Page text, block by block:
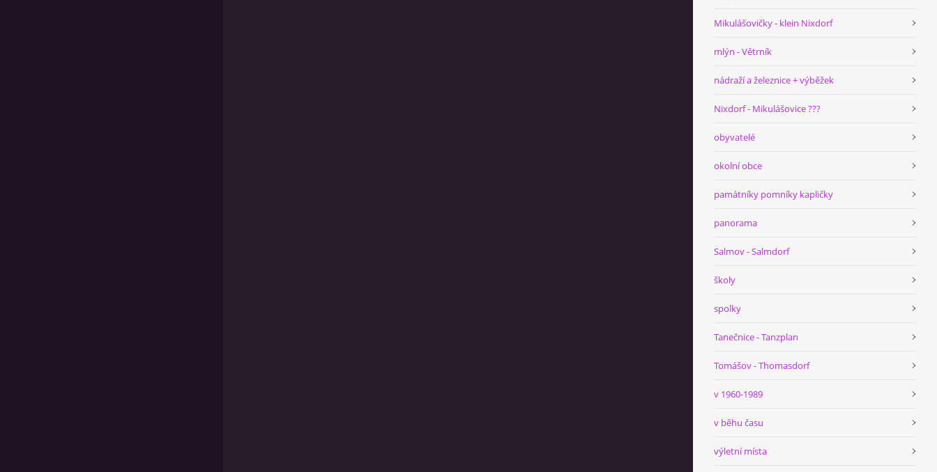
Mikulášovičky - klein Nixdorf
mlýn - Větrník
nádraží a železnice + výběžek
Nixdorf - Mikulášovice ???
obyvatelé
okolní obce
památníky pomníky kapličky
panorama
Salmov - Salmdorf
školy
spolky
Tanečnice - Tanzplan
Tomášov - Thomasdorf
v 1960-1989
v běhu času
výletní místa